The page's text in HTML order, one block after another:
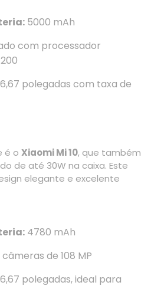
5000 mAh
com processador
6,67 polegadas com taxa de
é o Xiaomi Mi 10, que também
de até 30W na caixa. Este
elegante e excelente
4780 mAh
de 108 MP
polegadas, ideal para